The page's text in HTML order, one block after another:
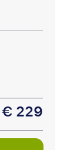
€ 229